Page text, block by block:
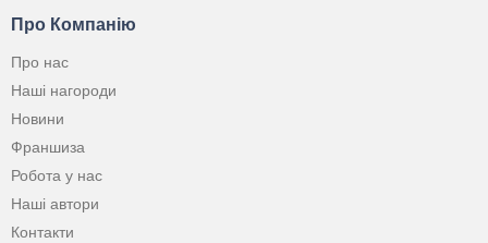
Про Компанію
Про нас
Наші нагороди
Новини
Франшиза
Робота у нас
Наші автори
Контакти